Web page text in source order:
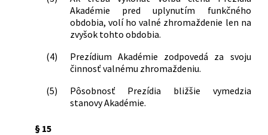
Akadémie pred uplynutím funkčného
obdobia, volí ho valné zhromaždenie len na
zvyšok tohto obdobia.
(4)
Prezídium Akadémie zodpovedá za svoju
činnosť valnému zhromaždeniu.
(5)
Pôsobnosť Prezídia bližšie vymedzia
stanovy Akadémie.
§ 15